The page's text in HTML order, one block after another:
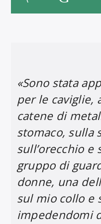
«Sono stata
per le caviglie,
catene di
stomaco, sulla
sull’orecchio e
gruppo di
donne, una
sul mio collo e
impedendomi